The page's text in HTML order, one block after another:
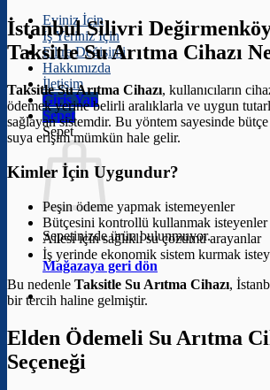
Eviniz İçin
İş Yeriniz İçin
Filtre Değişimi
Hakkımızda
İletişim
Giriş Yap
Sepet
Sepet
Sepetinizde ürün bulunmuyor.
Mağazaya geri dön
İstanbul Silivri
Taksitle Su Arıtma Cihazı
Taksitle Su Arıtma Cihazı, kullanıcıların
ödemek yerine belirli aralıklarla ve uygun
sağlayan sistemdir. Bu yöntem sayesinde bütçe
suya erişim mümkün hale gelir.
Kimler İçin Uygundur?
Peşin ödeme yapmak istemeyenler
Bütçesini kontrollü kullanmak isteyenler
Ailesi için sağlıklı su çözümü arayanlar
İş yerinde ekonomik sistem kurmak
Bu nedenle Taksitle Su Arıtma Cihazı,
bir tercih haline gelmiştir.
Elden Ödemeli Su Arıtma
Seçeneği